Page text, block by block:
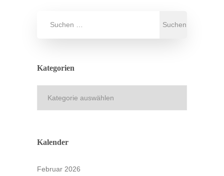
Kategorien
Kalender
Februar 2026